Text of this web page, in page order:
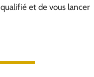
et de vous lancer